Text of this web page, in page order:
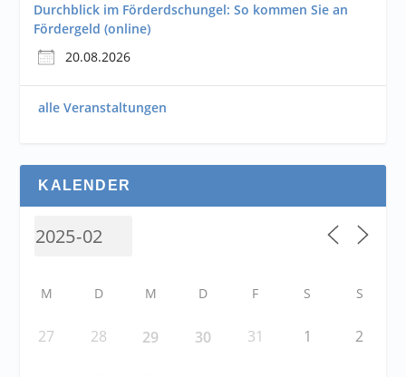
Durchblick im Förderdschungel: So kommen Sie an
Fördergeld (online)
20.08.2026
alle Veranstaltungen
KALENDER
M D M D F S S
27 28 29 30 31 1 2